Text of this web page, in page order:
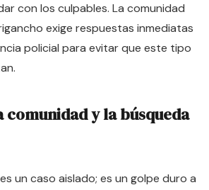
con los culpables. La comunidad
exige respuestas inmediatas
policial para evitar que este tipo
y la búsqueda
un caso aislado; es un golpe duro a